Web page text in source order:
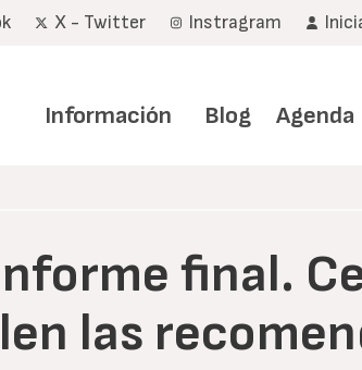
X - Twitter Instragram
Información Blog Agenda
final.
las